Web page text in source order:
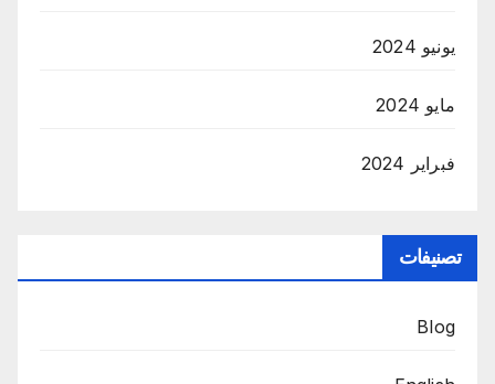
يونيو 2024
مايو 2024
فبراير 2024
تصنيفات
Blog